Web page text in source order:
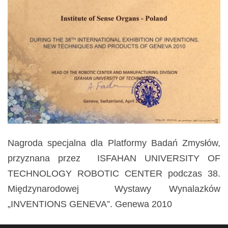
Nagroda specjalna dla Platformy Badań Zmysłów,
przyznana przez ISFAHAN UNIVERSITY OF
TECHNOLOGY ROBOTIC CENTER podczas 38.
Międzynarodowej Wystawy Wynalazków
„INVENTIONS GENEVA”. Genewa 2010